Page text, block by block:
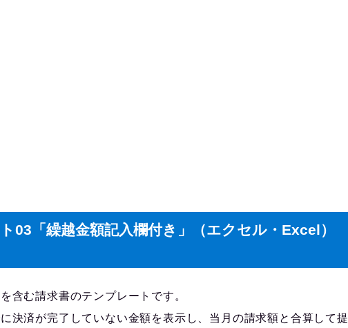
03「繰越金額記入欄付き」（エクセル・Excel）
含む請求書のテンプレートです。
決済が完了していない金額を表示し、当月の請求額と合算して提